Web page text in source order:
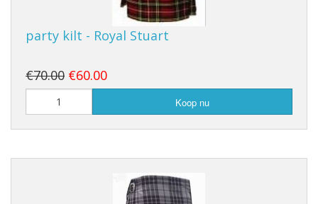
party kilt - Royal Stuart
€70.00 €60.00
Koop nu